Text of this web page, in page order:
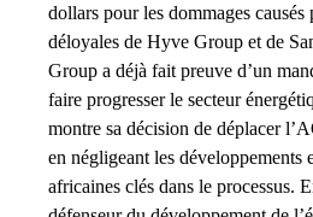
dollars pour les dommages causés
déloyales de Hyve Group et de
Group a déjà fait preuve d’un
faire progresser le secteur
montre sa décision de déplacer
en négligeant les développements
africaines clés dans le processus.